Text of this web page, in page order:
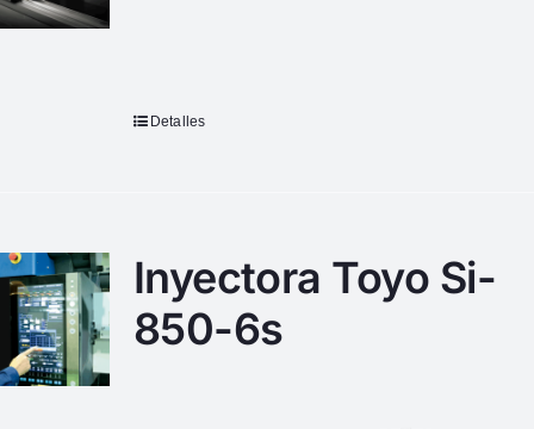
Detalles
Inyectora Toyo Si-
850-6s